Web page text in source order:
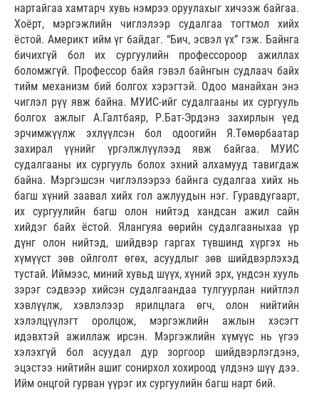
нартайгаа хамтарч хувь нэмрээ оруулахыг хичээж байгаа.
Хоёрт, мэргэжлийн чиглэлээр судалгаа тогтмол хийх
ёстой. Америкт ийм үг байдаг. “Бич, эсвэл үх” гэж. Байнга
бичихгүй бол их сургуулийн профессороор ажиллах
боломжгүй. Профессор байя гэвэл байнгын судлаач байх
тийм механизм бий болгох хэрэгтэй. Одоо манайхан энэ
чиглэл рүү явж байна. МУИС-ийг судалгааны их сургууль
болгох ажлыг А.Галтбаяр, Р.Бат-Эрдэнэ захирлын үед
эрчимжүүлж эхлүүлсэн бол одоогийн Я.Төмөрбаатар
захирал үүнийг үргэлжлүүлээд явж байгаа. МУИС
судалгааны их сургууль болох эхний алхамууд тавигдаж
байна. Мэргэшсэн чиглэлээрээ байнга судалгаа хийх нь
багш хүний заавал хийх гол ажлуудын нэг. Гуравдугаарт,
их сургуулийн багш олон нийтэд хандсан ажил сайн
хийдэг байх ёстой. Ялангуяа өөрийн судалгааныхаа үр
дүнг олон нийтэд, шийдвэр гаргах түвшинд хүргэх нь
хүмүүст зөв ойлголт өгөх, асуудлыг зөв шийдвэрлэхэд
тустай. Иймээс, миний хувьд шүүх, хүний эрх, үндсэн хууль
зэрэг сэдвээр хийсэн судалгаандаа тулгуурлан нийтлэл
хэвлүүлж, хэвлэлээр ярилцлага өгч, олон нийтийн
хэлэлцүүлэгт оролцож, мэргэжлийн ажлын хэсэгт
идэвхтэй ажиллаж ирсэн. Мэргэжлийн хүмүүс нь үгээ
хэлэхгүй бол асуудал дур зоргоор шийдвэрлэгдэнэ,
эцэстээ нийтийн ашиг сонирхол хохироод үлдэнэ шүү дээ.
Ийм онцгой гурван үүрэг их сургуулийн багш нарт бий.